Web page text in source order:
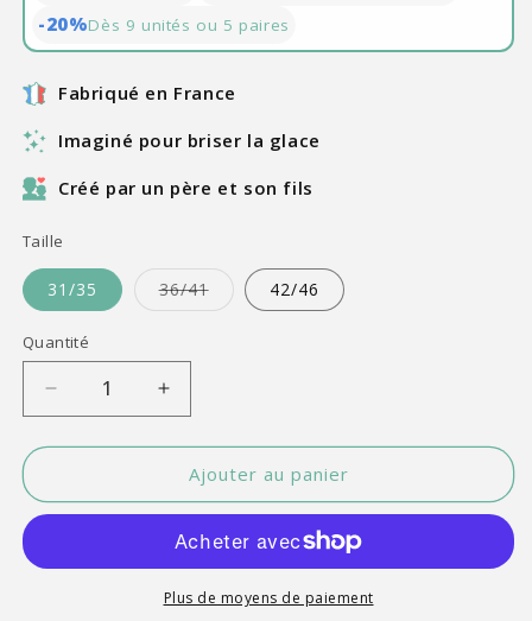
-20%Dès 9 unités ou 5 paires
Fabriqué en France
Imaginé pour briser la glace
Créé par un père et son fils
Taille
31/35 36/41Variante
épuisée
42/46
Quantité
Quantité
Réduire
la
quantité
Lucille
Paire
Augmenter
la
quantité
Lucille
Paire
de
Ajouter au panier
Plus de moyens de paiement